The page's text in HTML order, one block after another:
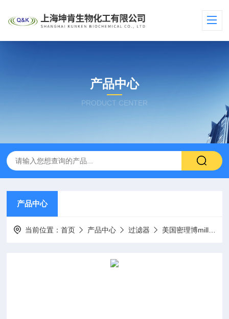
产品中心
PRODUCT CENTER
产品中心
当前位置：首页 产品中心 过滤器 美国密理博millipore